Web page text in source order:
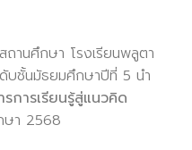
ถานศึกษา โรงเรียนพลูตา
บชั้นมัธยมศึกษาปีที่ 5 นำ
การเรียนรู้สู่แนวคิด
ษา 2568